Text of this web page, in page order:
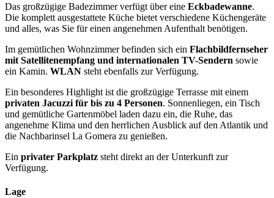
Das großzügige Badezimmer verfügt über eine Eckbadewanne.
Die komplett ausgestattete Küche bietet verschiedene Küchengeräte
und alles, was Sie für einen angenehmen Aufenthalt benötigen.
Im gemütlichen Wohnzimmer befinden sich ein Flachbildfernseher
mit Satellitenempfang und internationalen TV-Sendern sowie
ein Kamin. WLAN steht ebenfalls zur Verfügung.
Ein besonderes Highlight ist die großzügige Terrasse mit einem
privaten Jacuzzi für bis zu 4 Personen. Sonnenliegen, ein Tisch
und gemütliche Gartenmöbel laden dazu ein, die Ruhe, das
angenehme Klima und den herrlichen Ausblick auf den Atlantik und
die Nachbarinsel La Gomera zu genießen.
Ein privater Parkplatz steht direkt an der Unterkunft zur
Verfügung.
Lage